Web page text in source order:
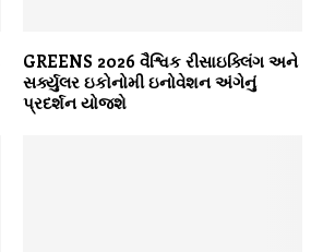
GREENS 2026 વૈશ્વિક રીસાઇક્લિંગ અને
સર્ક્યુલર ઇકોનોમી ઇનોવેશન અંગેનું
પ્રદર્શન યોજશે